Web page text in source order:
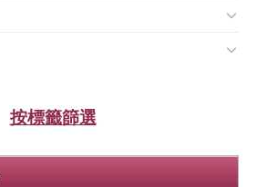
按標籤篩選